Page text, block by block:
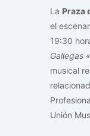
La Praza
el
19:30
Gallegas
musical
Unión